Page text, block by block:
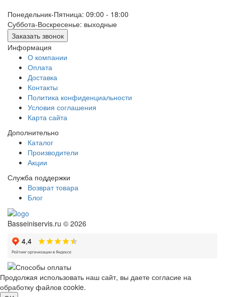
Понедельник-Пятница: 09:00 - 18:00
Суббота-Воскресенье: выходные
Заказать звонок
Информация
О компании
Оплата
Доставка
Контакты
Политика конфиденциальности
Условия соглашения
Карта сайта
Дополнительно
Каталог
Производители
Акции
Служба поддержки
Возврат товара
Блог
Basseiniservis.ru © 2026
Продолжая использовать наш сайт, вы даете согласие на
обработку файлов cookie.